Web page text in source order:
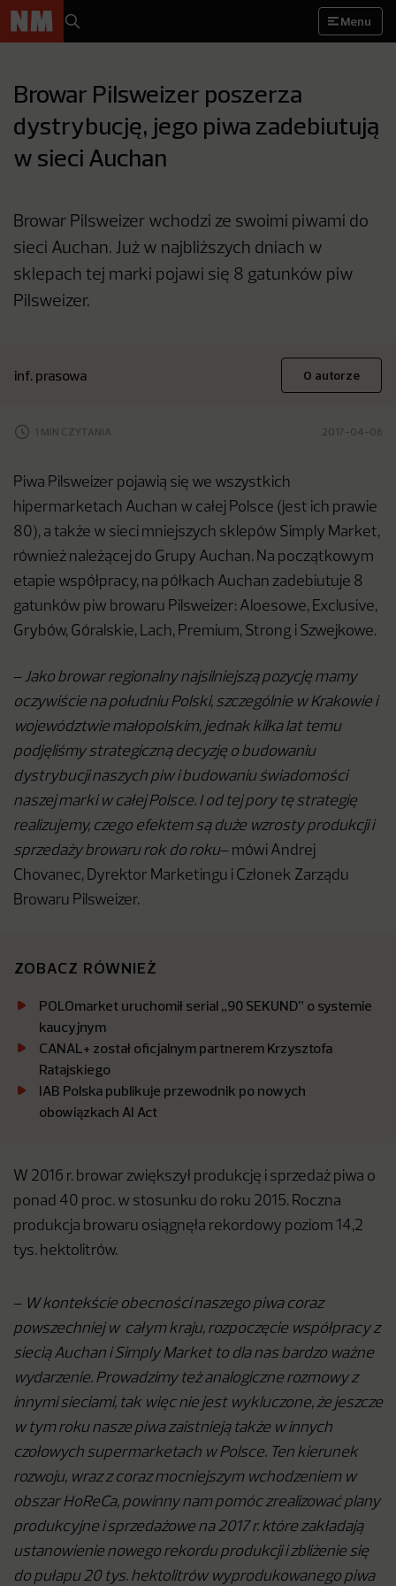
Menu
Browar Pilsweizer poszerza
dystrybucję, jego piwa zadebiutują
w sieci Auchan
Browar Pilsweizer wchodzi ze swoimi piwami do
sieci Auchan. Już w najbliższych dniach w
sklepach tej marki pojawi się 8 gatunków piw
Pilsweizer.
inf. prasowa O autorze
1 MIN CZYTANIA 2017-04-06
Piwa Pilsweizer pojawią się we wszystkich
hipermarketach Auchan w całej Polsce (jest ich prawie
80), a także w sieci mniejszych sklepów Simply Market,
również należącej do Grupy Auchan. Na początkowym
etapie współpracy, na półkach Auchan zadebiutuje 8
gatunków piw browaru Pilsweizer: Aloesowe, Exclusive,
Grybów, Góralskie, Lach, Premium, Strong i Szwejkowe.
–Jako browar regionalny najsilniejszą pozycję mamy
oczywiście na południu Polski, szczególnie w Krakowie i
województwie małopolskim, jednak kilka lat temu
podjęliśmy strategiczną decyzję o budowaniu
dystrybucji naszych piw i budowaniu świadomości
naszej marki w całej Polsce. I od tej pory tę strategię
realizujemy, czego efektem są duże wzrosty produkcji i
sprzedaży browaru rok do roku– mówi Andrej
Chovanec, Dyrektor Marketingu i Członek Zarządu
Browaru Pilsweizer.
ZOBACZ RÓWNIEŻ
POLOmarket uruchomił serial „90 SEKUND” o systemie
kaucyjnym
CANAL+ został oficjalnym partnerem Krzysztofa
Ratajskiego
IAB Polska publikuje przewodnik po nowych
obowiązkach AI Act
W 2016 r. browar zwiększył produkcję i sprzedaż piwa o
ponad 40 proc. w stosunku do roku 2015. Roczna
produkcja browaru osiągnęła rekordowy poziom 14,2
tys. hektolitrów.
– W kontekście obecności naszego piwa coraz
powszechniej w całym kraju, rozpoczęcie współpracy z
siecią Auchan i Simply Market to dla nas bardzo ważne
wydarzenie. Prowadzimy też analogiczne rozmowy z
innymi sieciami, tak więc nie jest wykluczone, że jeszcze
w tym roku nasze piwa zaistnieją także w innych
czołowych supermarketach w Polsce. Ten kierunek
rozwoju, wraz z coraz mocniejszym wchodzeniem w
obszar HoReCa, powinny nam pomóc zrealizować plany
produkcyjne i sprzedażowe na 2017 r. które zakładają
ustanowienie nowego rekordu produkcji i zbliżenie się
do pułapu 20 tys. hektolitrów wyprodukowanego piwa